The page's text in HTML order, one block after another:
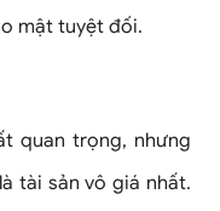
mật tuyệt đối.
quan trọng, nhưng
tài sản vô giá nhất.